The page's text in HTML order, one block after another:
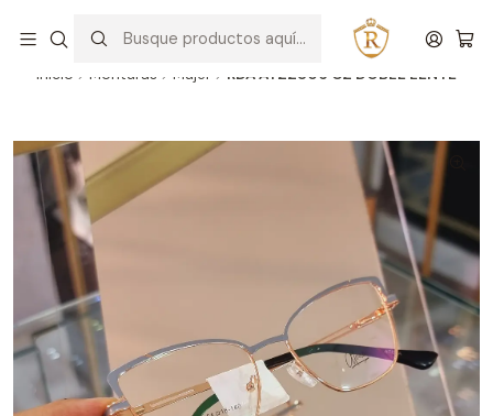
WhatsApp
Inicio Monturas Mujer RDA AT22806 C2 DOBLE LENTE